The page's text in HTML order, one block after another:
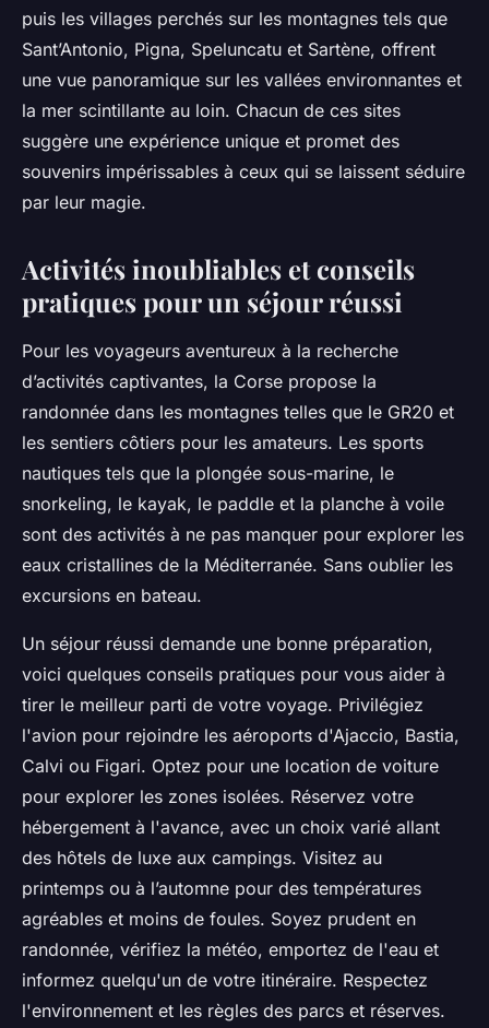
puis les villages perchés sur les montagnes tels que
Sant’Antonio, Pigna, Speluncatu et Sartène, offrent
une vue panoramique sur les vallées environnantes et
la mer scintillante au loin. Chacun de ces sites
suggère une expérience unique et promet des
souvenirs impérissables à ceux qui se laissent séduire
par leur magie.
Activités inoubliables et conseils
pratiques pour un séjour réussi
Pour les voyageurs aventureux à la recherche
d’activités captivantes, la Corse propose la
randonnée dans les montagnes telles que le GR20 et
les sentiers côtiers pour les amateurs. Les sports
nautiques tels que la plongée sous-marine, le
snorkeling, le kayak, le paddle et la planche à voile
sont des activités à ne pas manquer pour explorer les
eaux cristallines de la Méditerranée. Sans oublier les
excursions en bateau.
Un séjour réussi demande une bonne préparation,
voici quelques conseils pratiques pour vous aider à
tirer le meilleur parti de votre voyage. Privilégiez
l'avion pour rejoindre les aéroports d'Ajaccio, Bastia,
Calvi ou Figari. Optez pour une location de voiture
pour explorer les zones isolées. Réservez votre
hébergement à l'avance, avec un choix varié allant
des hôtels de luxe aux campings. Visitez au
printemps ou à l’automne pour des températures
agréables et moins de foules. Soyez prudent en
randonnée, vérifiez la météo, emportez de l'eau et
informez quelqu'un de votre itinéraire. Respectez
l'environnement et les règles des parcs et réserves.